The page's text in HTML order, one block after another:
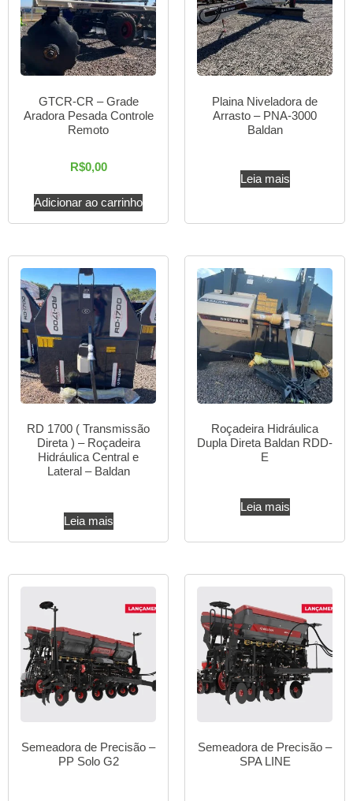
GTCR-CR – Grade
Aradora Pesada Controle
Remoto
R$0,00
Adicionar ao carrinho
Plaina Niveladora de
Arrasto – PNA-3000
Baldan
Leia mais
RD 1700 ( Transmissão
Direta ) – Roçadeira
Hidráulica Central e
Lateral – Baldan
Leia mais
Roçadeira Hidráulica
Dupla Direta Baldan RDD-
E
Leia mais
Semeadora de Precisão –
PP Solo G2
Semeadora de Precisão –
SPA LINE